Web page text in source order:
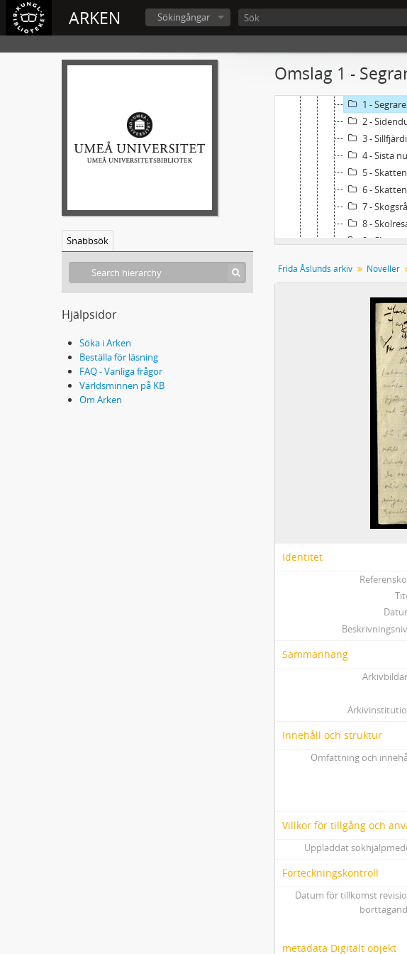
ARKEN Sökingångar
Snabbsök
Hjälpsidor
Söka i Arken
Beställa för läsning
FAQ - Vanliga frågor
Världsminnen på KB
Om Arken
Omslag 1 -
13 - Noveller
14 - Noveller
15 - Noveller
16 - Noveller S
1 -
2 -
3 -
4 - Sista
5 -
6 -
7 -
8 -
9 -
11 -
13 -
14 -
15 -
16 -
17 -
18 -
19 -
20 -
21 -
22 - - Så
23 -
24 -
25 -
17 - Noveller
Vykort och
Frida Åslunds arkiv Noveller
Identitet
Sammanhang
Innehåll och struktur
Omfattning och
Villkor för tillgång och
Uppladdat
Förteckningskontroll
Datum för tillkomst
metadata Digitalt objekt